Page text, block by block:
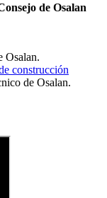
de Osalan
Osalan.
construcción
de Osalan.